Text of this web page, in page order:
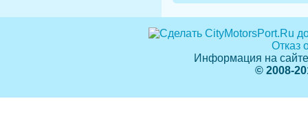
Отказ
Информация на
© 2008-